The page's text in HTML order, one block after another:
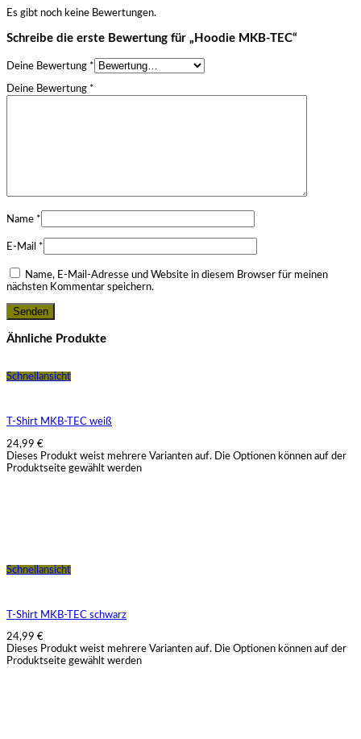
Es gibt noch keine Bewertungen.
Schreibe die erste Bewertung für „Hoodie MKB-TEC“
Deine Bewertung *
Deine Bewertung *
Name *
E-Mail *
Name, E-Mail-Adresse und Website in diesem Browser für meinen
nächsten Kommentar speichern.
Ähnliche Produkte
Schnellansicht
T-Shirt MKB-TEC weiß
24,99 €
Dieses Produkt weist mehrere Varianten auf. Die Optionen können auf der
Produktseite gewählt werden
Schnellansicht
T-Shirt MKB-TEC schwarz
24,99 €
Dieses Produkt weist mehrere Varianten auf. Die Optionen können auf der
Produktseite gewählt werden